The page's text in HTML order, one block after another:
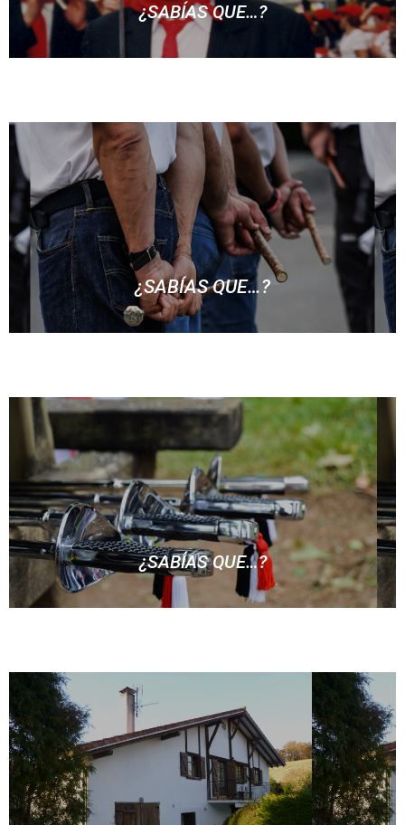
¿SABÍAS QUE…?
… Josetxo Alzaga es quien durante más años
desempeñó el cargo de Capitán de la Compañía
Olaberria, hasta en 33 ocasiones entre 1964 y
2000?
¿SABÍAS QUE…?
… uno de los símbolos de la Compañía Olaberria
son las varas de madera que antiguamente se
utilizaban para la guía y el cuidado del ganado y
que los mandos portan durante los ensayos y que
representan también un símbolo de autoridad?
¿SABÍAS QUE…?
… en los sables de los mandos de la Compañía
Olaberria lucen unos pompones con los colores
sanmarcialeros?